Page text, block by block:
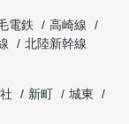
電鉄
高崎線
北陸新幹線
新町
城東